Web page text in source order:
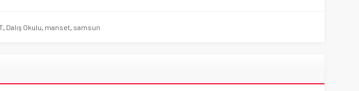
Dalış Okulu manset samsun